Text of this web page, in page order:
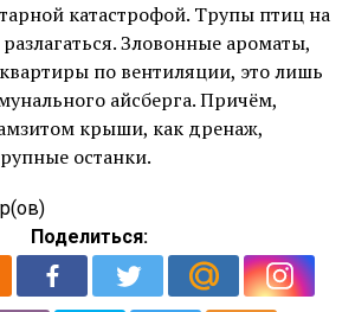
катастрофой. Трупы птиц на
Зловонные ароматы,
по вентиляции, это лишь
айсберга. Причём,
крыши, как дренаж,
останки.
Поделиться: